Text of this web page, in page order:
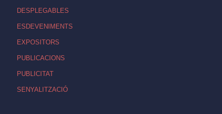
DESPLEGABLES
ESDEVENIMENTS
EXPOSITORS
PUBLICACIONS
PUBLICITAT
SENYALITZACIÓ